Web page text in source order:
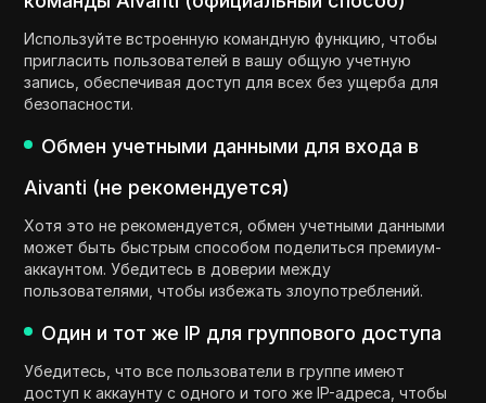
Используйте встроенную командную функцию, чтобы
пригласить пользователей в вашу общую учетную
запись, обеспечивая доступ для всех без ущерба для
безопасности.
Обмен учетными данными для входа в
Aivanti (не рекомендуется)
Хотя это не рекомендуется, обмен учетными данными
может быть быстрым способом поделиться премиум-
аккаунтом. Убедитесь в доверии между
пользователями, чтобы избежать злоупотреблений.
Один и тот же IP для группового доступа
Убедитесь, что все пользователи в группе имеют
доступ к аккаунту с одного и того же IP-адреса, чтобы